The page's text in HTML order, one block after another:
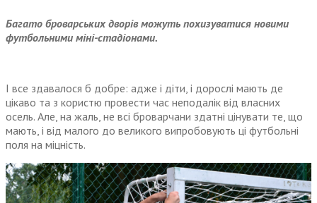
Багато броварських дворів можуть похизуватися новими
футбольними міні-стадіонами.
І все здавалося б добре: адже і діти, і дорослі мають де
цікаво та з користю провести час неподалік від власних
осель. Але, на жаль, не всі броварчани здатні цінувати те, що
мають, і від малого до великого випробовують ці футбольні
поля на міцність.